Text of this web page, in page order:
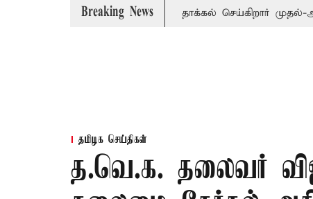
Breaking News
வரும் 24ம் தேதி பட்ஜெட் தாக்கல் செய்கிறார் முதல்-அமைச்சர்
தமிழக செய்திகள்
த.வெ.க. தலைவர்